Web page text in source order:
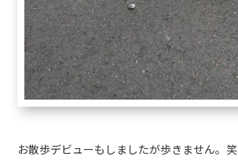
お散歩デビューもしましたが歩きません。笑